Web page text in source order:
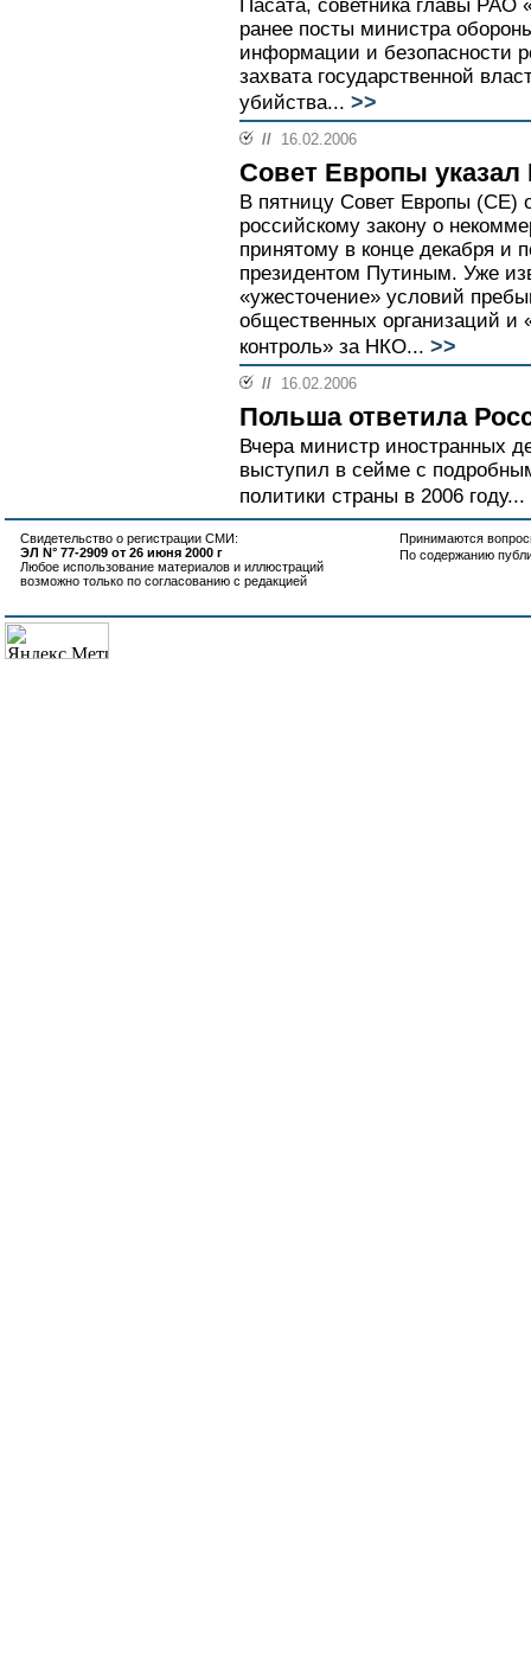
Пасата, советника главы
ранее посты министра
информации и безопасности
захвата государственной
убийства... >>
// 16.02.2006
Совет Европы
В пятницу Совет Европы (СЕ)
российскому закону о
принятому в конце декабря и
президентом Путиным. Уже
«ужесточение» условий
общественных организаций и
контроль» за НКО... >>
// 16.02.2006
Польша ответила
Вчера министр иностранных
выступил в сейме с
политики страны в 2006 году...
Свидетельство о регистрации СМИ:
ЭЛ N° 77-2909 от 26 июня 2000 г
Любое использование материалов и иллюстраций
возможно только по согласованию с редакцией
Принимаются
По содержанию